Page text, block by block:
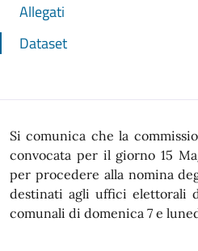
Allegati
Dataset
Si comunica che la
convocata per il giorno 15
per procedere alla nomina
destinati agli uffici elettorali
comunali di domenica 7 e